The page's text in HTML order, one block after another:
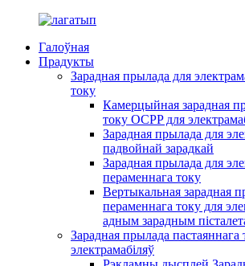
Галоўная
Прадукты
Зарадная прылада для
току
Камерцыйная зарадная
току OCPP для
Зарадная прылада для
падвойнай зарадкай
Зарадная прылада для
пераменнага току
Вертыкальная зарадная
пераменнага току для
адным зарадным
Зарадная прылада пастаяннага
электрамабіляў